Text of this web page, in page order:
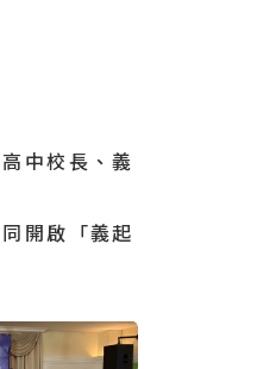
中校長、義
開啟「義起